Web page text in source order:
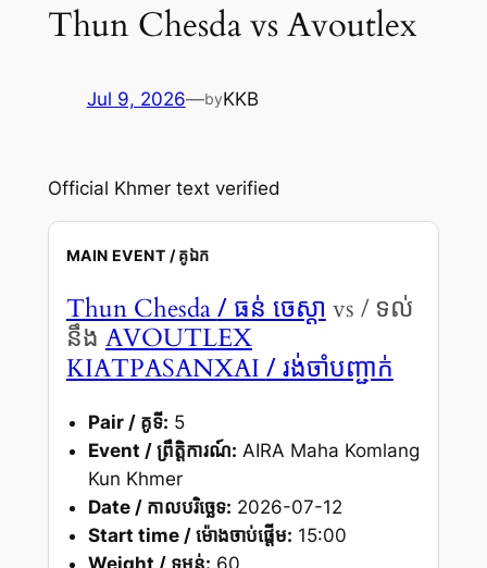
Thun Chesda vs Avoutlex
Jul 9, 2026—byKKB
Official Khmer text verified
MAIN EVENT / គូឯក
Thun Chesda/ ធន់ ចេស្ដា vs / ទល់
នឹង AVOUTLEX
KIATPASANXAI / រង់ចាំបញ្ជាក់
Pair / គូទី: 5
Event / ព្រឹត្តិការណ៍: AIRA Maha Komlang
Kun Khmer
Date / កាលបរិច្ឆេទ: 2026-07-12
Start time / ម៉ោងចាប់ផ្តើម: 15:00